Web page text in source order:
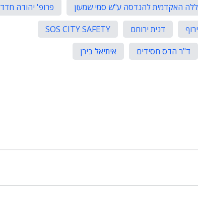
פרופ' יהודה חדד
דנית ירוחם
SOS CITY SAFETY
ד"ר הדס חסידים איתיאל בירן